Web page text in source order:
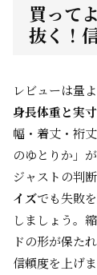
買って
抜く！
レビューは量
身長体重と実寸
幅・着丈・裄
のゆとりか」
ジャストの判
イズでも失敗
しましょう。
ドの形が保た
信頼度を上げ